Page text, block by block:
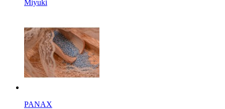
Miyuki
PANAX